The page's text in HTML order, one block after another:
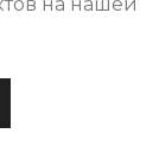
на нашей